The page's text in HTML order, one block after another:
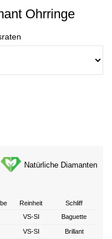
Ohrringe
Natürliche Diamanten
Reinheit
Schliff
VS-SI Baguette
VS-SI Brillant